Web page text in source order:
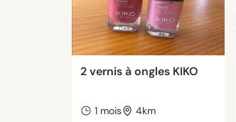
2 vernis à ongles KIKO
1 mois 4km